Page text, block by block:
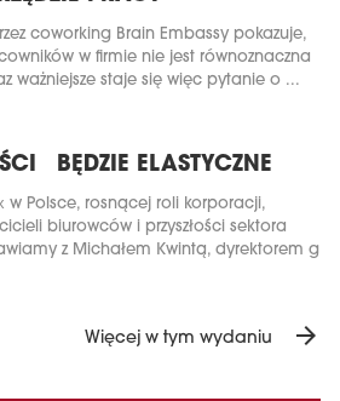
coworking Brain Embassy pokazuje,
w firmie nie jest równoznaczna
ważniejsze staje się więc pytanie o ...
BĘDZIE ELASTYCZNE
w Polsce, rosnącej roli korporacji,
biurowców i przyszłości sektora
z Michałem Kwintą, dyrektorem g
Więcej w tym wydaniu arrow_forward